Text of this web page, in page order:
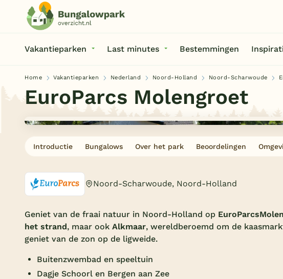
Vakantieparken Last minutes Bestemmingen
Home Vakantieparken Nederland Noord-Holland Noord-Scharwoude
EuroParcs Molengroet
Introductie Bungalows Over het park Beoordelingen
Noord-Scharwoude, Noord-Holland
Geniet van de fraai natuur in Noord-Holland op EuroParcs
het strand, maar ook Alkmaar, wereldberoemd om de
geniet van de zon op de ligweide.
Buitenzwembad en speeltuin
Dagje Schoorl en Bergen aan Zee